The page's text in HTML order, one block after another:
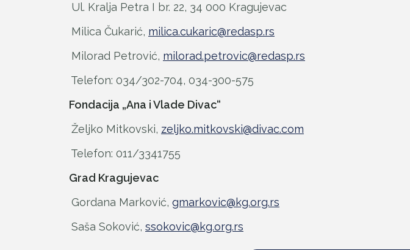
Ul. Kralja Petra I br. 22, 34 000 Kragujevac
Milica Čukarić, milica.cukaric@redasp.rs
Milorad Petrović, milorad.petrovic@redasp.rs
Telefon: 034/302-704, 034-300-575
Fondacija „Ana i Vlade Divac“
Željko Mitkovski, zeljko.mitkovski@divac.com
Telefon: 011/3341755
Grad Kragujevac
Gordana Marković, gmarkovic@kg.org.rs
Saša Soković, ssokovic@kg.org.rs